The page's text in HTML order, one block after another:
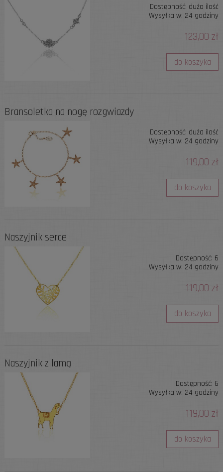
Dostępność: duża ilość
Wysyłka w: 24 godziny
123,00 zł
do koszyka
Bransoletka na nogę rozgwiazdy
Dostępność: duża ilość
Wysyłka w: 24 godziny
119,00 zł
do koszyka
Naszyjnik serce
Dostępność: 6
Wysyłka w: 24 godziny
119,00 zł
do koszyka
Naszyjnik z lamą
Dostępność: 6
Wysyłka w: 24 godziny
119,00 zł
do koszyka